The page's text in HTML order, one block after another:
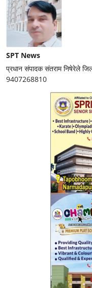
SPT News
प्रधान संपादक संतराम निषेरेले
9407268810